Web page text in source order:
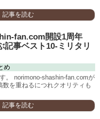
記事を読む
fan.com開設1周年
記事ベスト10-ミリタリ
め
。 norimono-shashin-fan.comが
数を重ねるにつれクオリティも
記事を読む